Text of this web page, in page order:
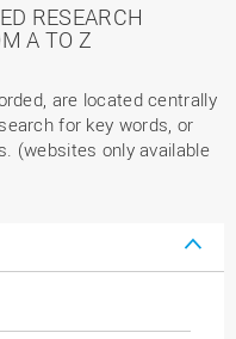
RESEARCH
A TO Z
are located centrally
for key words, or
(websites only available